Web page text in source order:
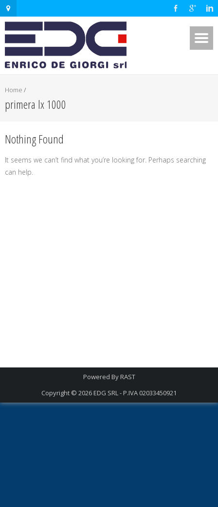
Home /
primera lx 1000
Nothing Found
It seems we can’t find what you’re looking for. Perhaps searching
can help.
Powered ByRAST
Copyright © 2026EDG SRL - P.IVA 02033450921